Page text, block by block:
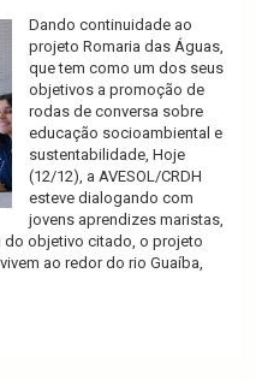
Dando continuidade ao
projeto Romaria das Águas,
que tem como um dos seus
objetivos a promoção de
rodas de conversa sobre
educação socioambiental e
sustentabilidade, Hoje
(12/12), a AVESOL/CRDH
esteve dialogando com
jovens aprendizes maristas,
objetivo citado, o projeto
ao redor do rio Guaíba,